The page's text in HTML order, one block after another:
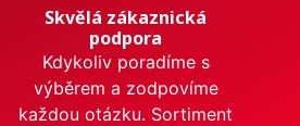
Skvělá zákaznická
podpora
Kdykoliv poradíme s
výběrem a zodpovíme
každou otázku. Sortiment